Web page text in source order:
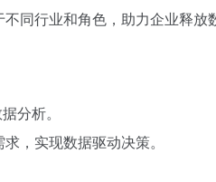
同行业和角色，助力企业释放
分析。
，实现数据驱动决策。